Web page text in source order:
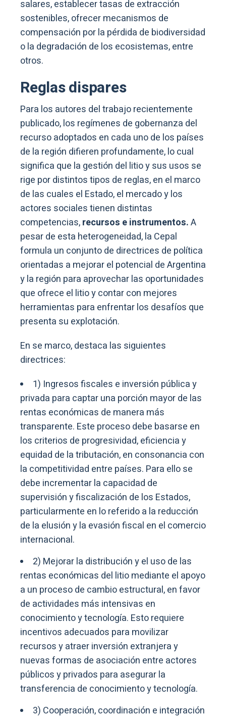
salares, establecer tasas de extracción
sostenibles, ofrecer mecanismos de
compensación por la pérdida de biodiversidad
o la degradación de los ecosistemas, entre
otros.
Reglas dispares
Para los autores del trabajo recientemente
publicado, los regímenes de gobernanza del
recurso adoptados en cada uno de los países
de la región difieren profundamente, lo cual
significa que la gestión del litio y sus usos se
rige por distintos tipos de reglas, en el marco
de las cuales el Estado, el mercado y los
actores sociales tienen distintas
competencias,recursos e instrumentos.A
pesar de esta heterogeneidad, la Cepal
formula un conjunto de directrices de política
orientadas a mejorar el potencial de Argentina
y la región para aprovechar las oportunidades
que ofrece el litio y contar con mejores
herramientas para enfrentar los desafíos que
presenta su explotación.
En se marco, destaca las siguientes
directrices:
1) Ingresos fiscales e inversión pública y
privada para captar una porción mayor de las
rentas económicas de manera más
transparente. Este proceso debe basarse en
los criterios de progresividad, eficiencia y
equidad de la tributación, en consonancia con
la competitividad entre países. Para ello se
debe incrementar la capacidad de
supervisión y fiscalización de los Estados,
particularmente en lo referido a la reducción
de la elusión y la evasión fiscal en el comercio
internacional.
2) Mejorar la distribución y el uso de las
rentas económicas del litio mediante el apoyo
a un proceso de cambio estructural, en favor
de actividades más intensivas en
conocimiento y tecnología. Esto requiere
incentivos adecuados para movilizar
recursos y atraer inversión extranjera y
nuevas formas de asociación entre actores
públicos y privados para asegurar la
transferencia de conocimiento y tecnología.
3) Cooperación, coordinación e integración